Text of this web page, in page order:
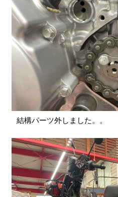
結構パーツ外しました。。